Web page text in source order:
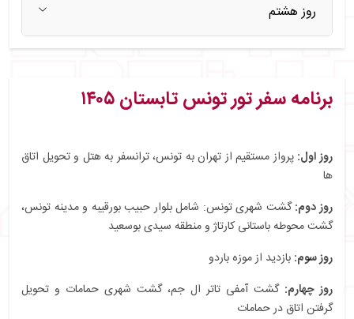
روز هشتم
برنامه سفر تور تونس تابستان ۱۴۰۵
روز اول: پرواز مستقیم از تهران به تونس، ترانسفر به هتل و تحویل اتاق
ها
روز دوم:گشت شهری تونس: شامل بلوار حبیب بورقیبه و مدینه تونس،
گشت محوطه باستانی کارتاژ و منطقه سیدی بوسعید
روز سوم: بازدید از موزه باردو
روز چهارم: گشت آمفی تاتر ال جم، گشت شهری حمامات و تحویل
گرفتن اتاق در حمامات